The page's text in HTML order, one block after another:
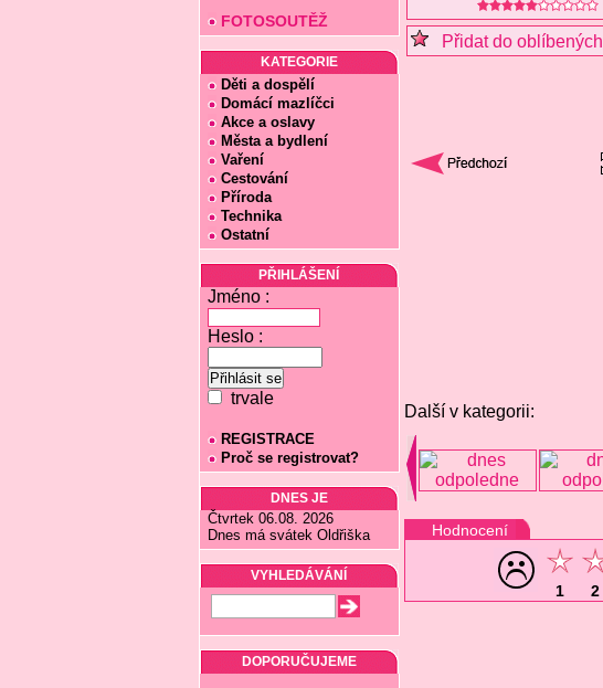
FOTOSOUTĚŽ
KATEGORIE
Děti a dospělí
Domácí mazlíčci
Akce a oslavy
Města a bydlení
Vaření
Cestování
Příroda
Technika
Ostatní
PŘIHLÁŠENÍ
Jméno :
Heslo :
trvale
REGISTRACE
Proč se registrovat?
DNES JE
Čtvrtek 06.08. 2026
Dnes má svátek Oldřiška
VYHLEDÁVÁNÍ
DOPORUČUJEME
Přidat do oblíbených
Další v kategorii:
Hodnocení
1 2